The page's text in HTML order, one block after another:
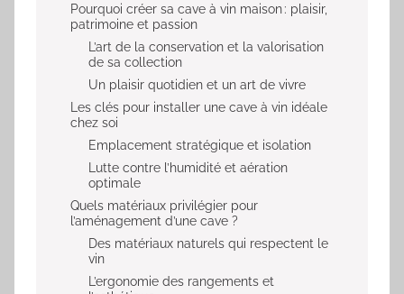
Pourquoi créer sa cave à vin maison : plaisir,
patrimoine et passion
L’art de la conservation et la valorisation
de sa collection
Un plaisir quotidien et un art de vivre
Les clés pour installer une cave à vin idéale
chez soi
Emplacement stratégique et isolation
Lutte contre l’humidité et aération
optimale
Quels matériaux privilégier pour
l’aménagement d’une cave ?
Des matériaux naturels qui respectent le
vin
L’ergonomie des rangements et